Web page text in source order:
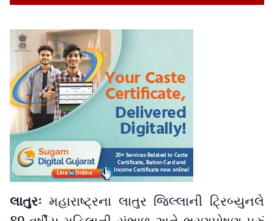
લાતુરઃ મહારાષ્ટ્રના લાતુર જિલ્લાની ટ્રિબ્યુનલે